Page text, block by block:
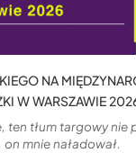
NA
W WARSZAWIE
ten tłum targowy nie
mnie naładował.